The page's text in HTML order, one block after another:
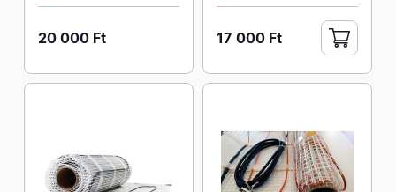
20 000 Ft 17 000 Ft